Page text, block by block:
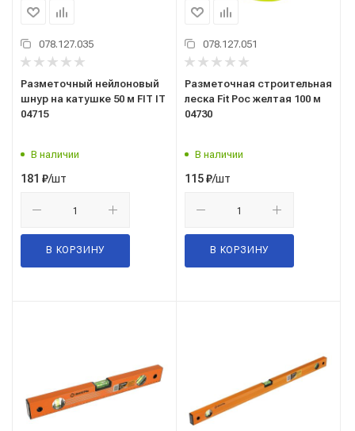
078.127.035
Разметочный нейлоновый
шнур на катушке 50 м FIT IT
04715
В наличии
181 ₽/шт
В КОРЗИНУ
078.127.051
Разметочная строительная
леска Fit Рос желтая 100 м
04730
В наличии
115₽/шт
В КОРЗИНУ